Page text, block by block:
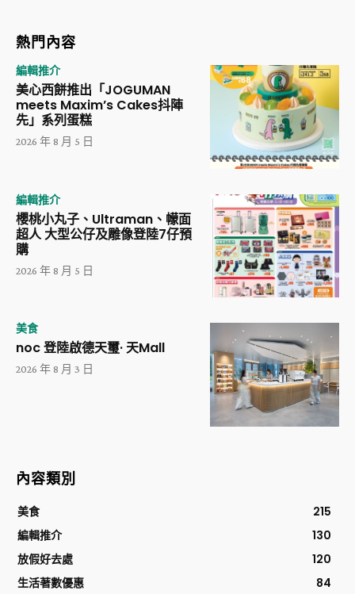
熱門內容
編輯推介
美心西餅推出「JOGUMAN
meets Maxim’s Cakes抖陣
先」系列蛋糕
2026 年 8 月 5 日
編輯推介
櫻桃小丸子、Ultraman、幪面
超人 大型公仔及雕像登陸7仔預
購
2026 年 8 月 5 日
美食
noc 登陸啟德天璽· 天Mall
2026 年 8 月 3 日
內容類別
美食
215
編輯推介
130
放假好去處
120
生活著數優惠
84